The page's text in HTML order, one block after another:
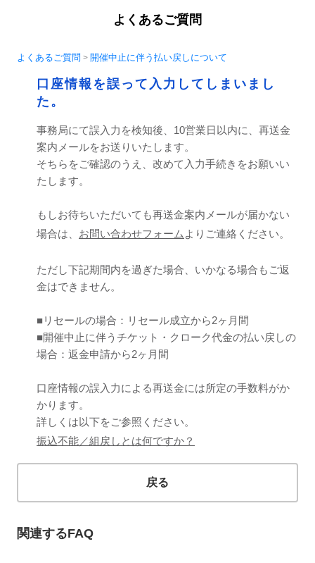
よくあるご質問
よくあるご質問 > 開催中止に伴う払い戻しについて
口座情報を誤って入力してしまいまし
た。
事務局にて誤入力を検知後、10営業日以内に、再送金
案内メールをお送りいたします。
そちらをご確認のうえ、改めて入力手続きをお願いい
たします。
もしお待ちいただいても再送金案内メールが届かない
場合は、 お問い合わせフォーム よりご連絡ください。
ただし下記期間内を過ぎた場合、いかなる場合もご返
金はできません。
■リセールの場合：リセール成立から2ヶ月間
■開催中止に伴うチケット・クローク代金の払い戻しの
場合：返金申請から2ヶ月間
口座情報の誤入力による再送金には所定の手数料がか
かります。
詳しくは以下をご参照ください。
振込不能／組戻しとは何ですか？
戻る
関連するFAQ